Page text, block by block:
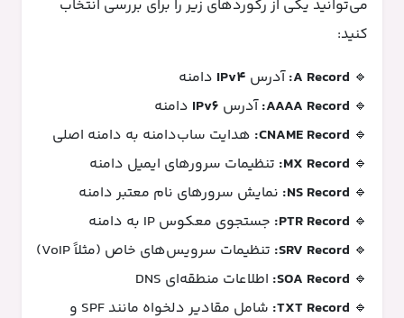
می‌توانید یکی از رکوردهای زیر را برای بررسی انتخاب
کنید:
🔹
A Record: آدرس IPv4 دامنه
🔹
AAAA Record: آدرس IPv6 دامنه
🔹
CNAME Record: هدایت ساب‌دامنه به دامنه اصلی
🔹
MX Record: تنظیمات سرورهای ایمیل دامنه
🔹
NS Record: نمایش سرورهای نام معتبر دامنه
🔹
PTR Record: جستجوی معکوس IP به دامنه
🔹
SRV Record: تنظیمات سرویس‌های خاص (مثلاً VoIP)
🔹
SOA Record: اطلاعات منطقه‌ای DNS
🔹
TXT Record:
شامل مقادیر دلخواه مانند SPF و